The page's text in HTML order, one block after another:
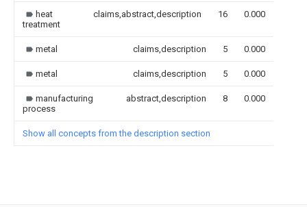
heat
treatment
claims,abstract,description 16 0.000
metal claims,description 5 0.000
metal claims,description 5 0.000
manufacturing
process
abstract,description 8 0.000
Show all concepts from the description section